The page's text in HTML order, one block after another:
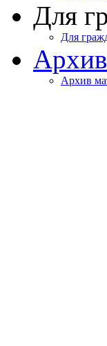
Для
Для
Архив
Архив